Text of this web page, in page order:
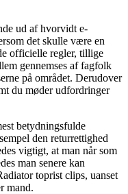
ud af hvorvidt e-
det skulle være en
officielle regler, tillige
gennemses af fagfolk
på området. Derudover
du møder udfordringer
betydningsfulde
den returrettighed
vigtigt, at man når som
man senere kan
toprist clips, uanset
mand.